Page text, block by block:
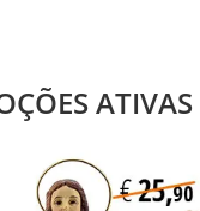
ATIVAS